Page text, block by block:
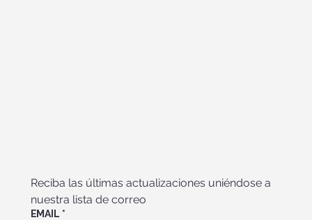
Reciba las últimas actualizaciones uniéndose a
nuestra lista de correo
EMAIL *